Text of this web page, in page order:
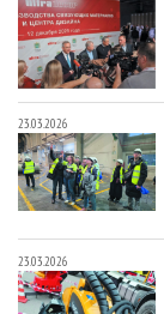
23.03.2026
23.03.2026